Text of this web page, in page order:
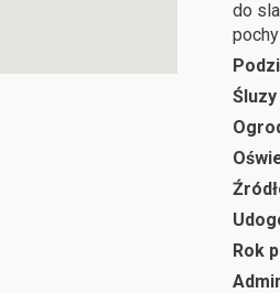
do
Rok